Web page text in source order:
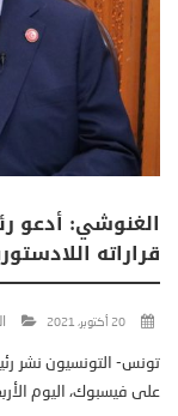
الغنوشي: أدعو
قراراته
20 أكتوبر، 2021
تونس- التونسيون نشر
على فيسبوك، اليوم